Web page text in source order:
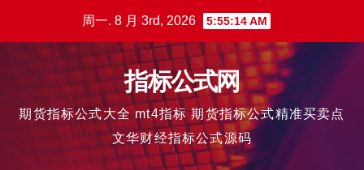
周一. 8 月 3rd, 2026 5:55:15 AM
指标公式网
期货指标公式大全 mt4指标 期货指标公式精准买卖点
文华财经指标公式源码